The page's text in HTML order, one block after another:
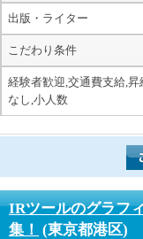
出版・ライター
こだわり条件
経験者歓迎,交通費支給,
なし,小人数
IRツールのグラフ
集！ (東京都港区)